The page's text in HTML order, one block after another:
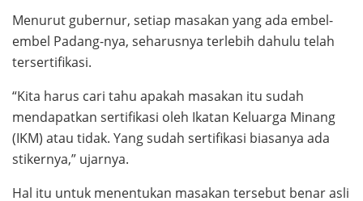
Menurut gubernur, setiap masakan yang ada embel-
embel Padang-nya, seharusnya terlebih dahulu telah
tersertifikasi.
“Kita harus cari tahu apakah masakan itu sudah
mendapatkan sertifikasi oleh Ikatan Keluarga Minang
(IKM) atau tidak. Yang sudah sertifikasi biasanya ada
stikernya,” ujarnya.
Hal itu untuk menentukan masakan tersebut benar asli